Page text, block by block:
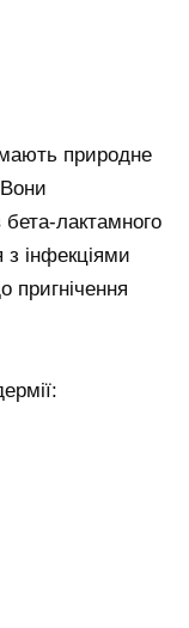
мають природне
бета-лактамного
з інфекціями
пригнічення